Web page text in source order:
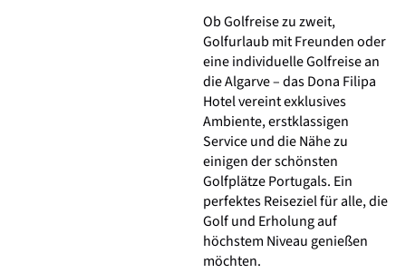
Ob Golfreise zu zweit,
Golfurlaub mit Freunden oder
eine individuelle Golfreise an
die Algarve – das Dona Filipa
Hotel vereint exklusives
Ambiente, erstklassigen
Service und die Nähe zu
einigen der schönsten
Golfplätze Portugals. Ein
perfektes Reiseziel für alle, die
Golf und Erholung auf
höchstem Niveau genießen
möchten.